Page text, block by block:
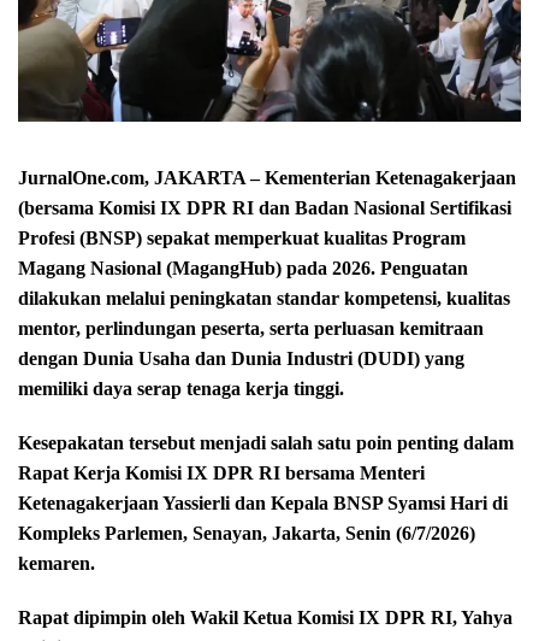
JurnalOne.com, JAKARTA – Kementerian Ketenagakerjaan
(bersama Komisi IX DPR RI dan Badan Nasional Sertifikasi
Profesi (BNSP) sepakat memperkuat kualitas Program
Magang Nasional (MagangHub) pada 2026. Penguatan
dilakukan melalui peningkatan standar kompetensi, kualitas
mentor, perlindungan peserta, serta perluasan kemitraan
dengan Dunia Usaha dan Dunia Industri (DUDI) yang
memiliki daya serap tenaga kerja tinggi.
Kesepakatan tersebut menjadi salah satu poin penting dalam
Rapat Kerja Komisi IX DPR RI bersama Menteri
Ketenagakerjaan Yassierli dan Kepala BNSP Syamsi Hari di
Kompleks Parlemen, Senayan, Jakarta, Senin (6/7/2026)
kemaren.
Rapat dipimpin oleh Wakil Ketua Komisi IX DPR RI, Yahya